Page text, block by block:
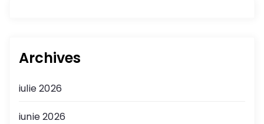
Archives
iulie 2026
iunie 2026